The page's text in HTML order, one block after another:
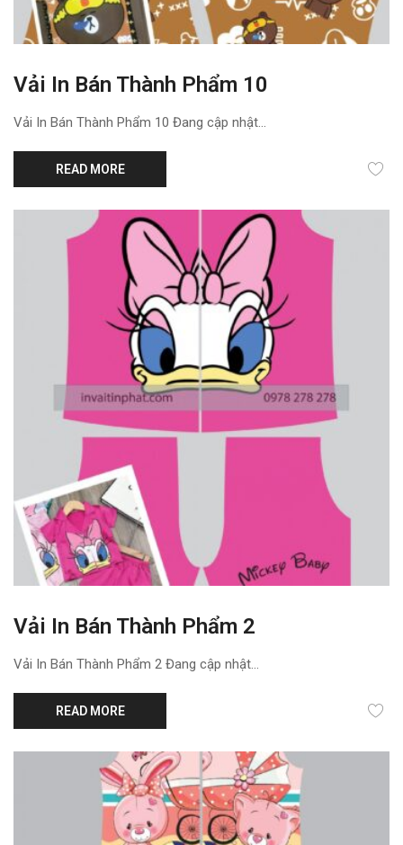
Vải In Bán Thành Phẩm 10
Vải In Bán Thành Phẩm 10 Đang cập nhật...
READ MORE
Vải In Bán Thành Phẩm 2
Vải In Bán Thành Phẩm 2 Đang cập nhật...
READ MORE